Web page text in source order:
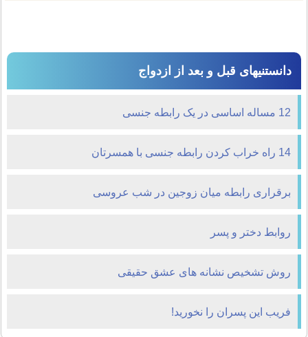
دانستنیهای قبل و بعد از ازدواج
12 مساله اساسی در یک رابطه جنسی
14 راه خراب کردن رابطه جنسی با همسرتان
برقراری رابطه میان زوجین در شب عروسی
روابط دختر و پسر
روش تشخیص نشانه های عشق حقیقی
فریب این پسران را نخورید!